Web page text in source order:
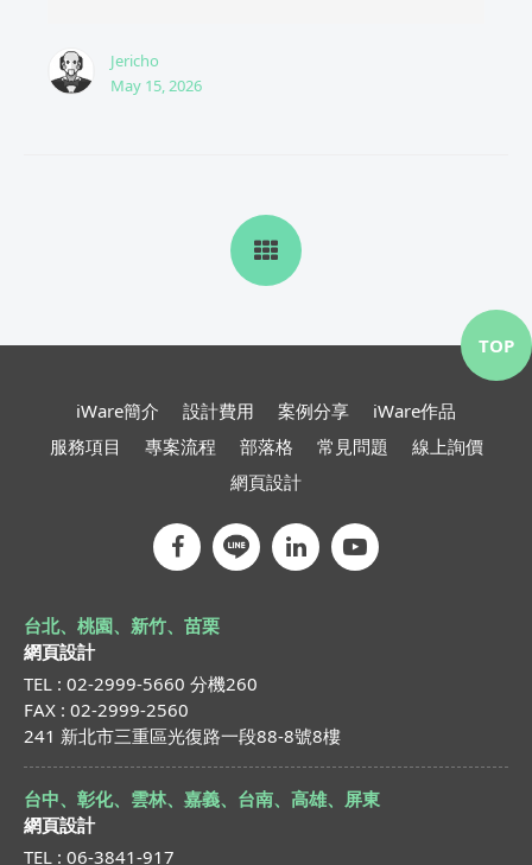
Jericho
May 15, 2026
iWare簡介 設計費用 案例分享
iWare作品
服務項目
專案流程 部落格 常見問題
線上詢價
網頁設計
台北、桃園、新竹、苗栗
網頁設計
TEL : 02-2999-5660 分機260
FAX : 02-2999-2560
241 新北市三重區光復路一段88-8號8樓
台中、彰化、雲林、嘉義、台南、高雄、屏東
網頁設計
TEL : 06-3841-917
TOP